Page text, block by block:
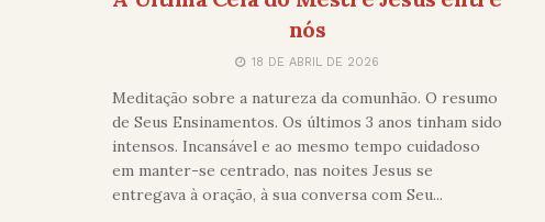
nós
18 DE ABRIL DE 2026
Meditação sobre a natureza da comunhão. O resumo
de Seus Ensinamentos. Os últimos 3 anos tinham sido
intensos. Incansável e ao mesmo tempo cuidadoso
em manter-se centrado, nas noites Jesus se
entregava à oração, à sua conversa com Seu...